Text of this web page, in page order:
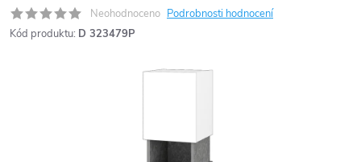
Neohodnoceno Podrobnosti hodnocení
Kód produktu: D 323479P